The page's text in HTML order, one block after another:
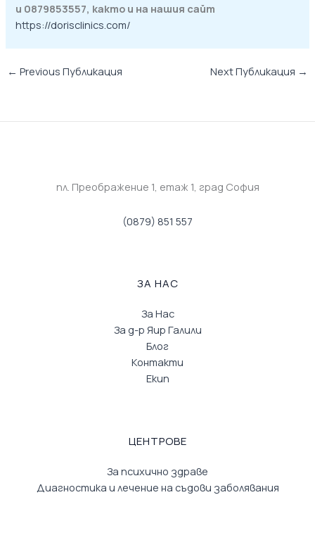
и 0879853557, както и на нашия сайт
https://dorisclinics.com/
← Previous Публикация Next Публикация →
пл. Преображение 1, eтаж 1, град София
(0879) 851 557
ЗА НАС
За Нас
За д-р Яир Галили
Блог
Контакти
Екип
ЦЕНТРОВЕ
За психично здраве
Диагностика и лечение на съдови заболявания